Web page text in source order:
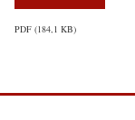
PDF 184,1 KB